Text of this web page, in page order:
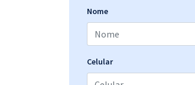
Nome
Celular